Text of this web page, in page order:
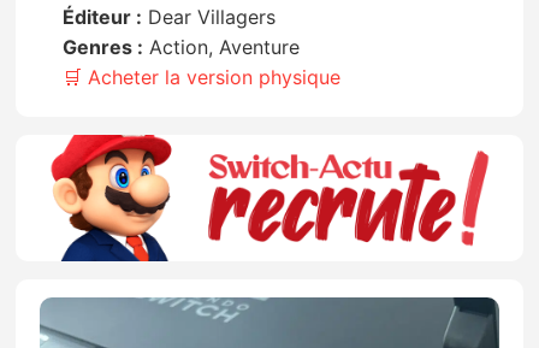
Éditeur : Dear Villagers
Genres : Action, Aventure
🛒 Acheter la version physique